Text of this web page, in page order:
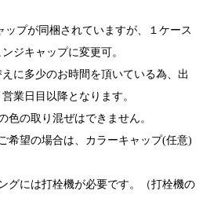
プが同梱されていますが、１ケース
ジキャップに変更可。
に多少のお時間を頂いている為、出
業日目以降となります。
色の取り混ぜはできません。
希望の場合は、カラーキャップ(任意)
グには打栓機が必要です。（打栓機の